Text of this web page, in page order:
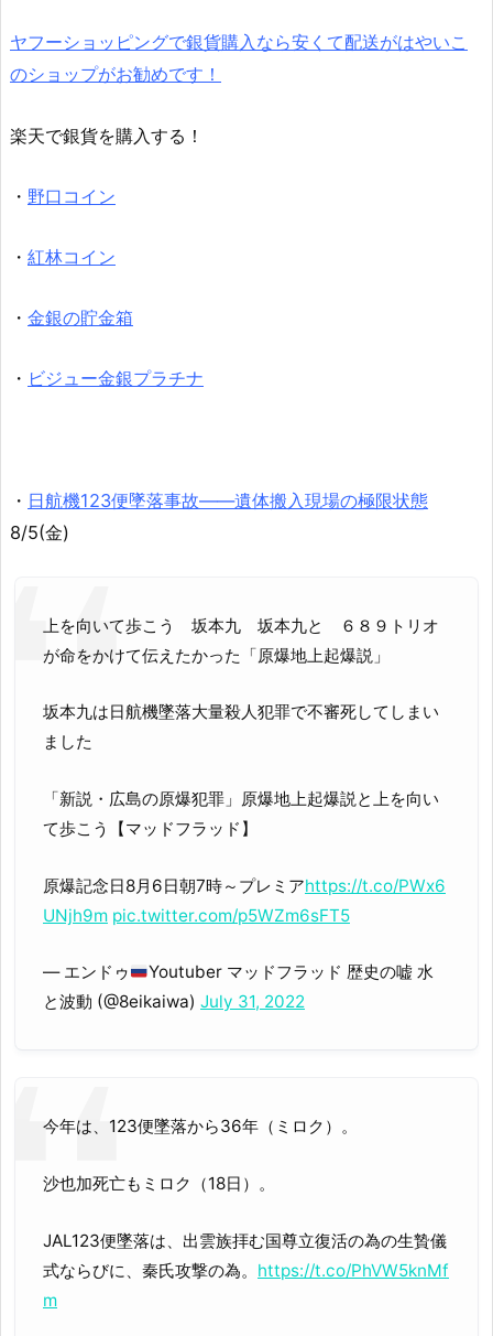
ヤフーショッピングで銀貨購入なら安くて配送がはやいこ
のショップがお勧めです！
楽天で銀貨を購入する！
・ 野口コイン
・ 紅林コイン
・ 金銀の貯金箱
・ ビジュー金銀プラチナ
・ 日航機123便墜落事故――遺体搬入現場の極限状態
8/5(金)
上を向いて歩こう 坂本九 坂本九と ６８９トリオ
が命をかけて伝えたかった「原爆地上起爆説」
坂本九は日航機墜落大量殺人犯罪で不審死してしまい
ました
「新説・広島の原爆犯罪」原爆地上起爆説と上を向い
て歩こう【マッドフラッド】
原爆記念日8月6日朝7時～プレミアhttps://t.co/PWx6
UNjh9m pic.twitter.com/p5WZm6sFT5
— エンドゥ
Youtuber マッドフラッド 歴史の嘘 水
と波動 (@8eikaiwa) July 31, 2022
今年は、123便墜落から36年（ミロク）。
沙也加死亡もミロク（18日）。
JAL123便墜落は、出雲族拝む国尊立復活の為の生贄儀
式ならびに、秦氏攻撃の為。 https://t.co/PhVW5knMf
m